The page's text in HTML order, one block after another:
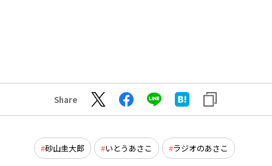
Share
砂山圭大郎 いとうあさこ ラジオのあさこ